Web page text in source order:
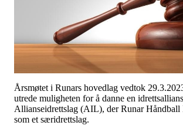
Årsmøtet i Runars hovedlag vedtok
utrede muligheten for å danne en
Allianseidrettslag (AIL), der Runar Håndball
som et særidrettslag.